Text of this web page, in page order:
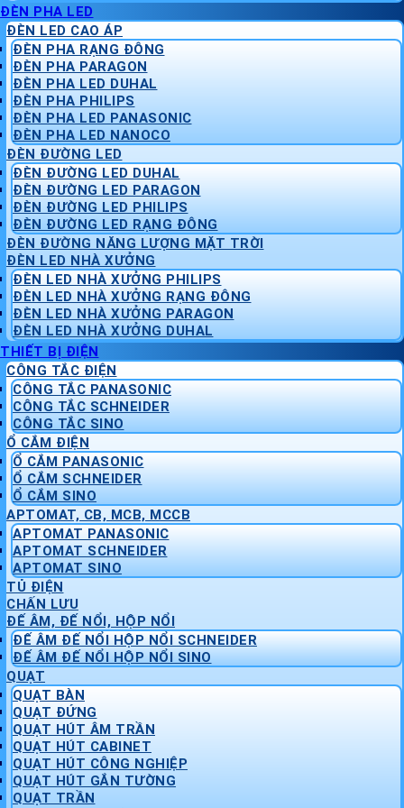
ĐÈN PHA LED
ĐÈN LED CAO ÁP
ĐÈN PHA RẠNG ĐÔNG
ĐÈN PHA PARAGON
ĐÈN PHA LED DUHAL
ĐÈN PHA PHILIPS
ĐÈN PHA LED PANASONIC
ĐÈN PHA LED NANOCO
ĐÈN ĐƯỜNG LED
ĐÈN ĐƯỜNG LED DUHAL
ĐÈN ĐƯỜNG LED PARAGON
ĐÈN ĐƯỜNG LED PHILIPS
ĐÈN ĐƯỜNG LED RẠNG ĐÔNG
ĐÈN ĐƯỜNG NĂNG LƯỢNG MẶT TRỜI
ĐÈN LED NHÀ XƯỞNG
ĐÈN LED NHÀ XƯỞNG PHILIPS
ĐÈN LED NHÀ XƯỞNG RẠNG ĐÔNG
ĐÈN LED NHÀ XƯỞNG PARAGON
ĐÈN LED NHÀ XƯỞNG DUHAL
THIẾT BỊ ĐIỆN
CÔNG TẮC ĐIỆN
CÔNG TẮC PANASONIC
CÔNG TẮC SCHNEIDER
CÔNG TẮC SINO
Ổ CẮM ĐIỆN
Ổ CẮM PANASONIC
Ổ CẮM SCHNEIDER
Ổ CẮM SINO
APTOMAT, CB, MCB, MCCB
APTOMAT PANASONIC
APTOMAT SCHNEIDER
APTOMAT SINO
TỦ ĐIỆN
CHẤN LƯU
ĐẾ ÂM, ĐẾ NỔI, HỘP NỔI
ĐẾ ÂM ĐẾ NỔI HỘP NỔI SCHNEIDER
ĐẾ ÂM ĐẾ NỔI HỘP NỔI SINO
QUẠT
QUẠT BÀN
QUẠT ĐỨNG
QUẠT HÚT ÂM TRẦN
QUẠT HÚT CABINET
QUẠT HÚT CÔNG NGHIỆP
QUẠT HÚT GẮN TƯỜNG
QUẠT TRẦN